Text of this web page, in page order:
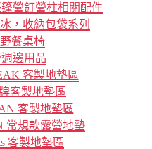
營釘營柱相關配件
，收納包袋系列
餐桌椅
邊用品
客製地墊區
客製地墊區
客製地墊區
常規款露營地墊
客製地墊區